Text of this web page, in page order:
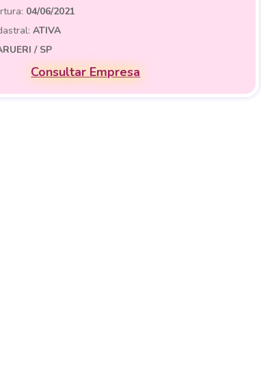
04/06/2021
ATIVA
/ SP
Consultar Empresa